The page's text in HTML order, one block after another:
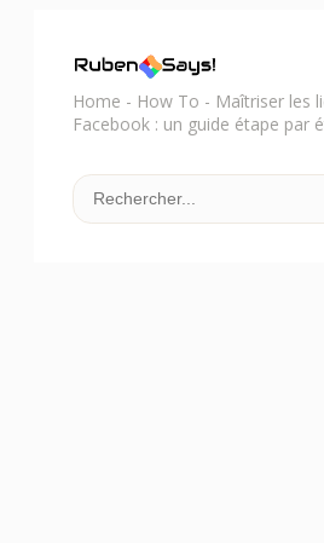
Home - How To - Maîtriser les
Facebook : un guide étape par